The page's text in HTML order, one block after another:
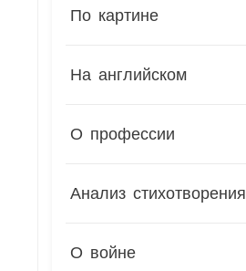
По картине
На английском
О профессии
Анализ стихотворения
О войне